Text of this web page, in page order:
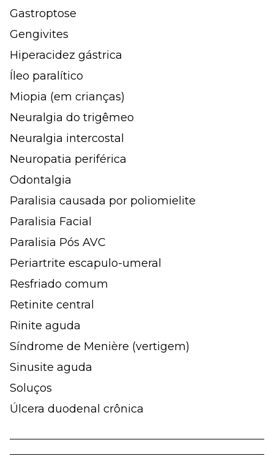
Gastroptose
Gengivites
Hiperacidez gástrica
Íleo paralítico
Miopia (em crianças)
Neuralgia do trigêmeo
Neuralgia intercostal
Neuropatia periférica
Odontalgia
Paralisia causada por poliomielite
Paralisia Facial
Paralisia Pós AVC
Periartrite escapulo-umeral
Resfriado comum
Retinite central
Rinite aguda
Síndrome de Menière (vertigem)
Sinusite aguda
Soluços
Úlcera duodenal crônica